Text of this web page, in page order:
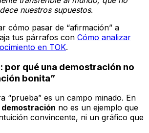
nuestros supuestos.
cómo pasar de “afirmación” a
tus párrafos con Cómo analizar
en TOK.
por qué una demostración no
bonita”
“prueba” es un campo minado. En
demostración no es un ejemplo que
convincente, ni un gráfico que